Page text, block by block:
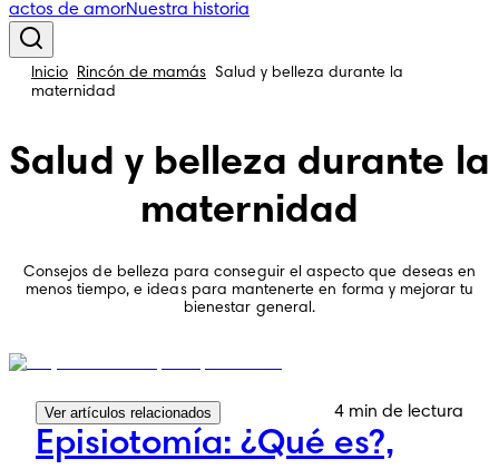
actos de amorNuestra historia
Inicio Rincón de mamás Salud y belleza durante la
maternidad
Salud y belleza durante la
maternidad
Consejos de belleza para conseguir el aspecto que deseas en
menos tiempo, e ideas para mantenerte en forma y mejorar tu
bienestar general.
Ver artículos relacionados 4 min de lectura
Episiotomía: ¿Qué es?,